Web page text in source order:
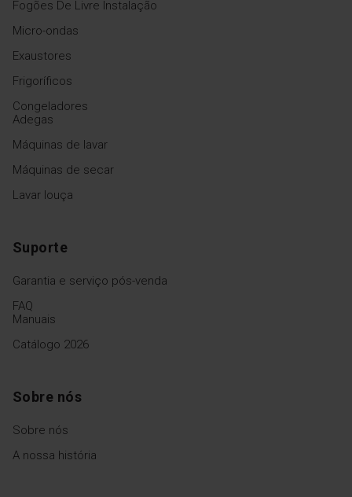
Fogões De Livre Instalação
Micro-ondas
Exaustores
Frigoríficos
Congeladores
Adegas
Máquinas de lavar
Máquinas de secar
Lavar louça
Suporte
Garantia e serviço pós-venda
FAQ
Manuais
Catálogo 2026
Sobre nós
Sobre nós
A nossa história